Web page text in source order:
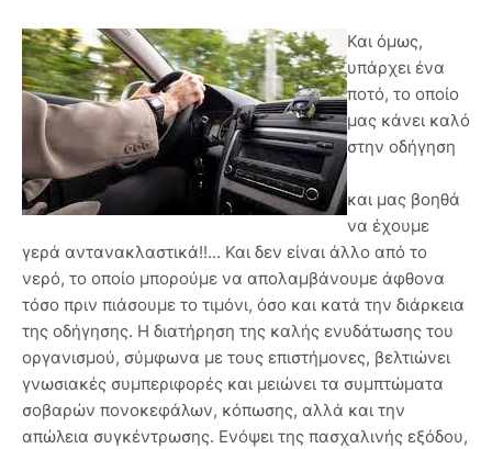
Και όμως,
υπάρχει ένα
ποτό, το οποίο
μας κάνει καλό
στην οδήγηση
και μας βοηθά
να έχουμε
γερά αντανακλαστικά!!... Και δεν είναι άλλο από το
νερό, το οποίο μπορούμε να απολαμβάνουμε άφθονα
τόσο πριν πιάσουμε το τιμόνι, όσο και κατά την διάρκεια
της οδήγησης. Η διατήρηση της καλής ενυδάτωσης του
οργανισμού, σύμφωνα με τους επιστήμονες, βελτιώνει
γνωσιακές συμπεριφορές και μειώνει τα συμπτώματα
σοβαρών πονοκεφάλων, κόπωσης, αλλά και την
απώλεια συγκέντρωσης. Ενόψει της πασχαλινής εξόδου,